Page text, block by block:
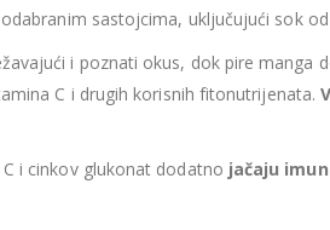
sastojcima, uključujući sok
i poznati okus, dok pire
C i drugih korisnih fitonutrijenata.
i cinkov glukonat dodatno jačaju